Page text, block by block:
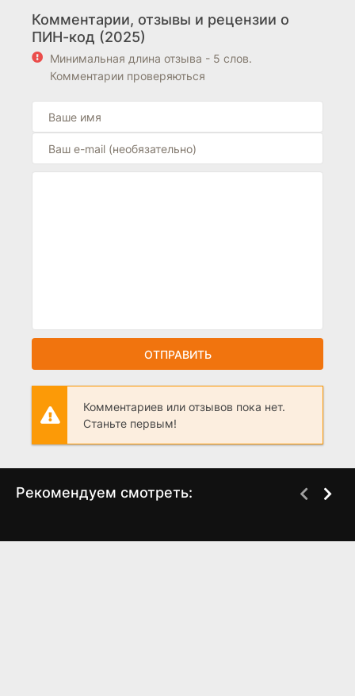
Комментарии, отзывы и рецензии о
ПИН-код (2025)
Минимальная длина отзыва - 5 слов.
Комментарии проверяються
ОТПРАВИТЬ
Комментариев или отзывов пока нет.
Станьте первым!
Рекомендуем смотреть: